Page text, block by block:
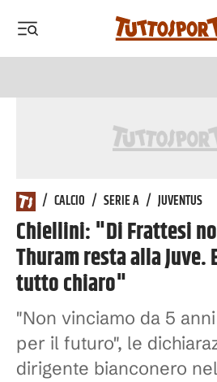
/ CALCIO / SERIE A / JUVENTUS
Chiellini: "Di Frattesi
Thuram resta alla Juve.
tutto chiaro"
"Non vinciamo da 5
per il futuro", le
dirigente bianconero